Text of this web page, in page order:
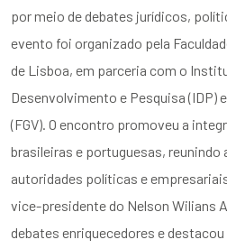
por meio de debates jurídicos,
evento foi organizado pela
de Lisboa, em parceria com o
Desenvolvimento e Pesquisa (IDP)
(FGV). O encontro promoveu a
brasileiras e portuguesas,
autoridades políticas e
vice-presidente do Nelson Wilians
debates enriquecedores e